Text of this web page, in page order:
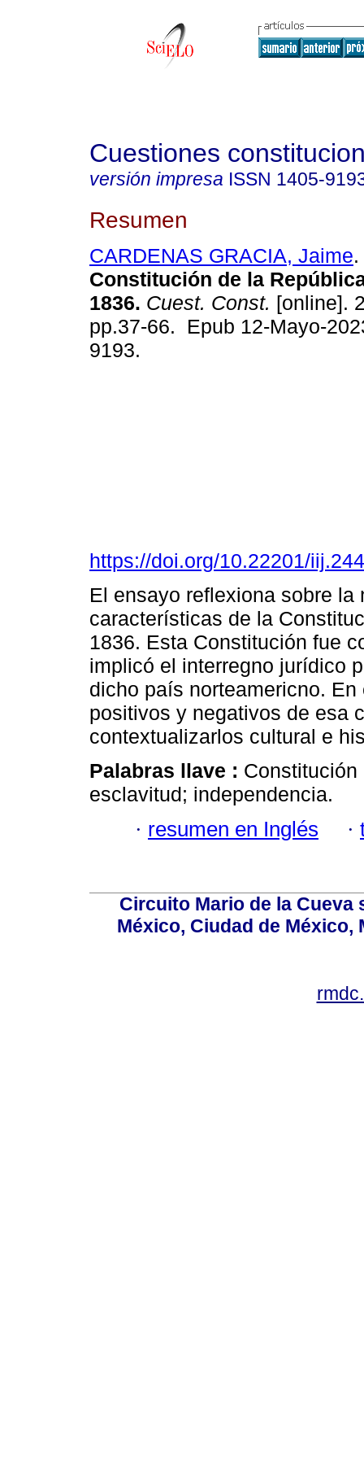
Cuestiones
versión impresa ISSN 1405-
Resumen
CARDENAS GRACIA, Jaime.
Constitución de la
1836. Cuest. Const. [online].
pp.37-66. Epub 12-Mayo-
9193.
https://doi.org/10.22201/
El ensayo reflexiona sobre
características de la
1836. Esta Constitución fue
implicó el interregno jurídico
dicho país norteamericno.
positivos y negativos de esa
contextualizarlos cultural e
Palabras llave : Constitución
esclavitud; independencia.
· resumen en Inglés ·
Circuito Mario de la Cueva
México, Ciudad de México,